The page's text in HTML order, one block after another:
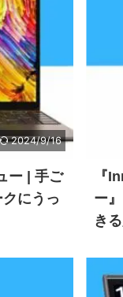
2024/9/16
ー | 手ご
にうっ
『
ー
き